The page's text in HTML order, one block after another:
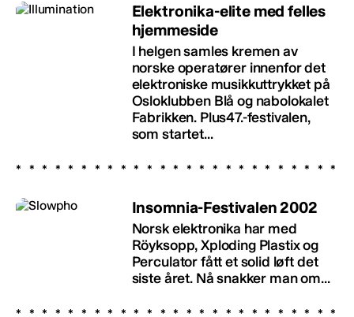
Elektronika-elite med felles
hjemmeside
I helgen samles kremen av
norske operatører innenfor det
elektroniske musikkuttrykket på
Osloklubben Blå og nabolokalet
Fabrikken. Plus47.-festivalen,
som startet...
Insomnia-Festivalen 2002
Norsk elektronika har med
Röyksopp, Xploding Plastix og
Perculator fått et solid løft det
siste året. Nå snakker man om...